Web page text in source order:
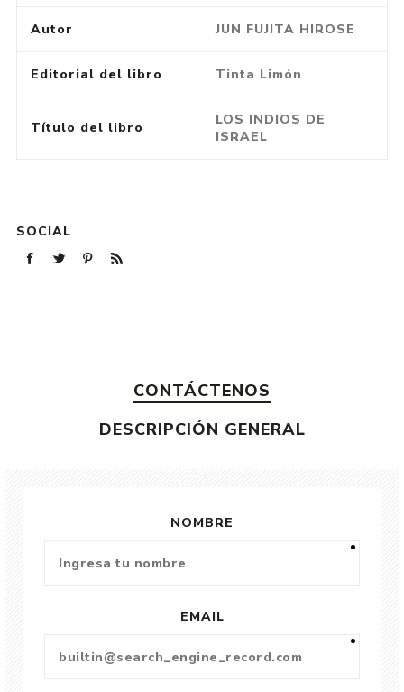
Autor JUN FUJITA HIROSE
Editorial del libro Tinta Limón
Título del libro
LOS INDIOS DE
ISRAEL
SOCIAL
CONTÁCTENOS
DESCRIPCIÓN GENERAL
NOMBRE
EMAIL